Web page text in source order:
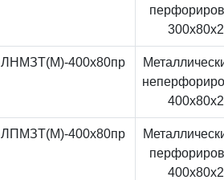
ЛНМЗТ(М)-400x80пр
ЛПМЗТ(М)-400x80пр